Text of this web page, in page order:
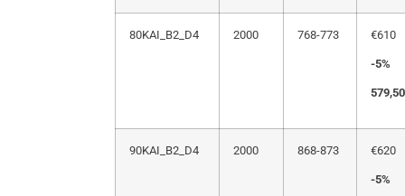
80KAI_B2_D4 2000 768-773 €610
-5%
579,50
90KAI_B2_D4 2000 868-873 €620
-5%